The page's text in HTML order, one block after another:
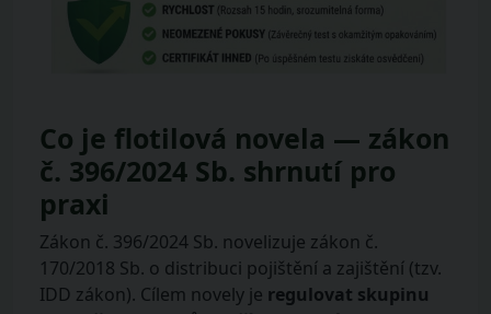
Co je flotilová novela — zákon
č. 396/2024 Sb. shrnutí pro
praxi
Zákon č. 396/2024 Sb. novelizuje zákon č.
170/2018 Sb. o distribuci pojištění a zajištění (tzv.
IDD zákon). Cílem novely je regulovat skupinu